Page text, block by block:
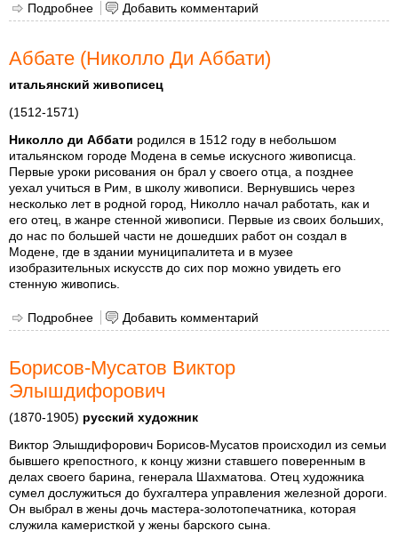
Подробнее о Билибин Иван Яковлевич
Добавить комментарий
Аббате (Николло Ди Аббати)
итальянский живописец
(1512-1571)
Николло ди Аббати родился в 1512 году в небольшом
итальянском городе Модена в семье искусного живописца.
Первые уроки рисования он брал у своего отца, а позднее
уехал учиться в Рим, в школу живописи. Вернувшись через
несколько лет в родной город, Николло начал работать, как и
его отец, в жанре стенной живописи. Первые из своих больших,
до нас по большей части не дошедших работ он создал в
Модене, где в здании муниципалитета и в музее
изобразительных искусств до сих пор можно увидеть его
стенную живопись.
Подробнее о Аббате (Николло Ди Аббати)
Добавить комментарий
Борисов-Мусатов Виктор
Элышдифорович
(1870-1905) русский художник
Виктор Элышдифорович Борисов-Мусатов происходил из семьи
бывшего крепостного, к концу жизни ставшего поверенным в
делах своего барина, генерала Шахматова. Отец художника
сумел дослужиться до бухгалтера управления железной дороги.
Он выбрал в жены дочь мастера-золотопечатника, которая
служила камеристкой у жены барского сына.